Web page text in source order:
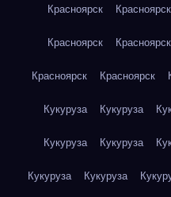
Красноярск Красноярск
Красноярск Красноярск
Красноярск Красноярск
Кукуруза Кукуруза
Кукуруза Кукуруза
Кукуруза Кукуруза